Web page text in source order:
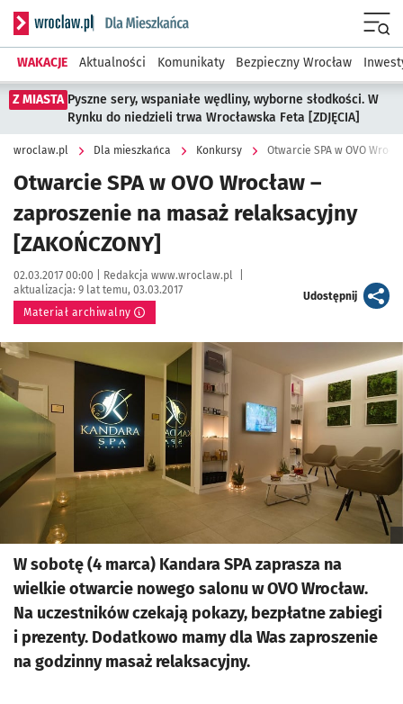
Serwis informacyjny wroclaw.pl podserwis: Dla mieszkańca
WAKACJE Aktualności Komunikaty Bezpieczny Wrocław
Z MIASTA Pyszne sery, wspaniałe wędliny, wyborne słodkości. W
Rynku do niedzieli trwa Wrocławska Feta [ZDJĘCIA]
wroclaw.pl Dla mieszkańca Konkursy Otwarcie SPA w OVO
Otwarcie SPA w OVO Wrocław –
zaproszenie na masaż relaksacyjny
[ZAKOŃCZONY]
Data publikacji:
02.03.2017 00:00 | Autor:
Redakcja www.wroclaw.pl
aktualizacja: 9 lat temu, 03.03.2017
Materiał archiwalny
Udostępnijartykuł
Kliknij, aby powiększyć
W sobotę (4 marca) Kandara SPA zaprasza na
wielkie otwarcie nowego salonu w OVO Wrocław.
Na uczestników czekają pokazy, bezpłatne zabiegi
i prezenty. Dodatkowo mamy dla Was zaproszenie
na godzinny masaż relaksacyjny.